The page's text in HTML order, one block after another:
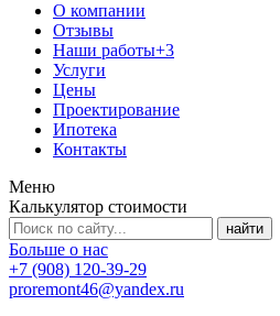
О компании
Отзывы
Наши работы+3
Услуги
Цены
Проектирование
Ипотека
Контакты
Меню
Калькулятор стоимости
Больше о нас
+7 (908) 120-39-29
proremont46@yandex.ru